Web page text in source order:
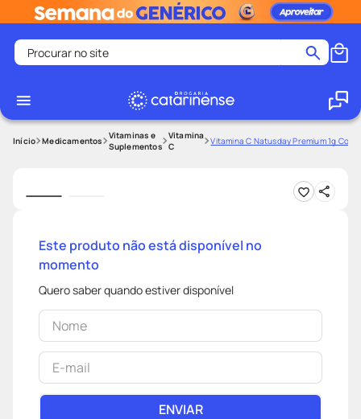
Procurar no site
1
2 º
medley
lenço umedecido
ozivy
protetor solar
fralda pampers
º teste gravidez
Medicamentos
Vitaminas e
Suplementos
Vitamina
C
Vitamina C Natusday Premium 1g Com
Este produto não está disponível no
momento
Quero saber quando estiver disponível
ENVIAR